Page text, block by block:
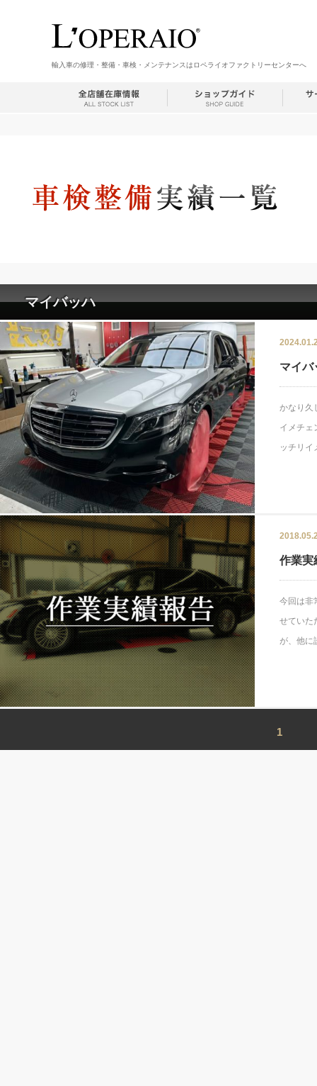
輸入車の修理・整備・車検・メンテナンスはロペライオファクトリーセンターへ
マイバッハ
マイ
かなり久
イメチェ
ッチリ
作業実
今回は非
せていた
が、他
1